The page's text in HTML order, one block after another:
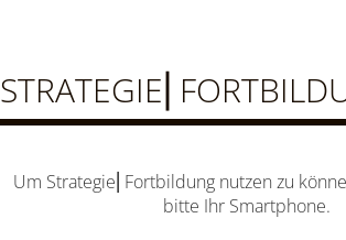
Um Strategie⎜Fortbildung nutzen zu
bitte Ihr Smartphone.